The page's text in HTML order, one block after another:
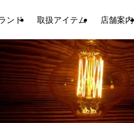
ンド 取扱アイテム 店舗案内